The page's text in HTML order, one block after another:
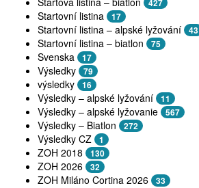
427
Startovní listina 17
Startovní listina – alpské lyžování 43
Startovní listina – biatlon 75
Svenska 17
Výsledky 79
výsledky 16
Výsledky – alpské lyžování 11
Výsledky – alpské lyžovanie 567
Výsledky – Biatlon 272
Výsledky CZ 1
ZOH 2018 130
ZOH 2026 32
ZOH Miláno Cortina 2026 33